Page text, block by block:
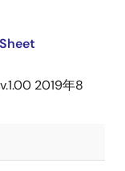
2019年8